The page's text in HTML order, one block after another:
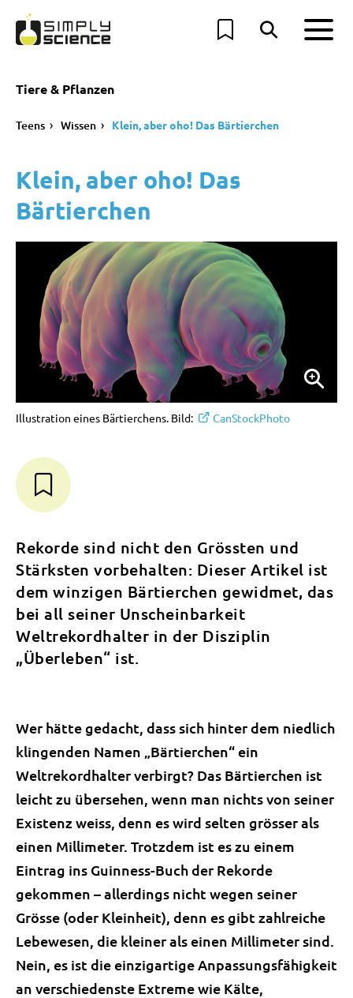
Tiere & Pflanzen
Teens Wissen Klein, aber oho! Das Bärtierchen
Klein, aber oho! Das
Bärtierchen
Illustration eines Bärtierchens. Bild: CanStockPhoto
Rekorde sind nicht den Grössten und
Stärksten vorbehalten: Dieser Artikel ist
dem winzigen Bärtierchen gewidmet, das
bei all seiner Unscheinbarkeit
Weltrekordhalter in der Disziplin
„Überleben“ ist.
Wer hätte gedacht, dass sich hinter dem niedlich
klingenden Namen „Bärtierchen“ ein
Weltrekordhalter verbirgt? Das Bärtierchen ist
leicht zu übersehen, wenn man nichts von seiner
Existenz weiss, denn es wird selten grösser als
einen Millimeter. Trotzdem ist es zu einem
Eintrag ins Guinness-Buch der Rekorde
gekommen – allerdings nicht wegen seiner
Grösse (oder Kleinheit), denn es gibt zahlreiche
Lebewesen, die kleiner als einen Millimeter sind.
Nein, es ist die einzigartige Anpassungsfähigkeit
an verschiedenste Extreme wie Kälte,